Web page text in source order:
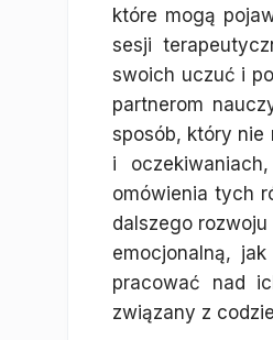
które mogą
sesji
swoich uczuć i
partnerom
sposób, który nie
i
omówienia tych
dalszego
emocjonalną,
pracować nad
związany z